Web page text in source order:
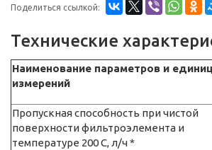
Поделиться ссылкой:
Технические
Наименование параметров и
измерений
Пропускная способность при чистой
поверхности фильтроэлемента и
температуре 200 С, л/ч *